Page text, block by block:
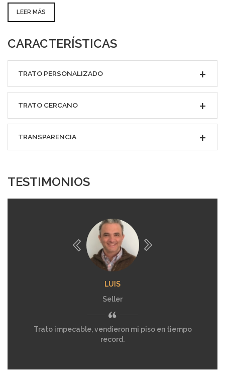
LEER MÁS
CARACTERÍSTICAS
TRATO PERSONALIZADO
TRATO CERCANO
TRANSPARENCIA
TESTIMONIOS
LUIS
Seller
Trato impecable, vendieron mi piso en tiempo
record.
ANONYMOUS (NO VERIFICADO)
Nos acaban de ayudar en la compra de nuestro
chalet. Recomendable.